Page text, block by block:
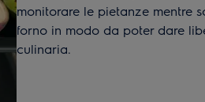
monitorare le pietanze mentre
forno in modo da poter dare
culinaria.